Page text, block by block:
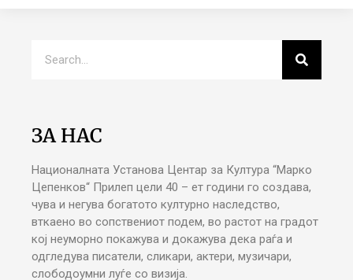
ЗА НАС
Националната Установа Центар за Култура “Марко
Цепенков“ Прилеп цели 40 – ет години го создава,
чува и негува богатото културно наследство,
вткаено во сопствениот подем, во растот на градот
кој неуморно покажува и докажува дека раѓа и
одгледува писатели, сликари, актери, музичари,
слободоумни луѓе со визија.